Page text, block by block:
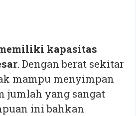
kapasitas
. Dengan berat sekitar
mampu menyimpan
jumlah yang sangat
ini bahkan